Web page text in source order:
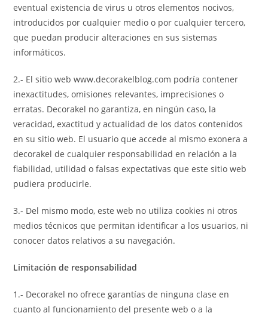
eventual existencia de virus u otros elementos nocivos,
introducidos por cualquier medio o por cualquier tercero,
que puedan producir alteraciones en sus sistemas
informáticos.
2.- El sitio web www.decorakelblog.com podría contener
inexactitudes, omisiones relevantes, imprecisiones o
erratas. Decorakel no garantiza, en ningún caso, la
veracidad, exactitud y actualidad de los datos contenidos
en su sitio web. El usuario que accede al mismo exonera a
decorakel de cualquier responsabilidad en relación a la
fiabilidad, utilidad o falsas expectativas que este sitio web
pudiera producirle.
3.- Del mismo modo, este web no utiliza cookies ni otros
medios técnicos que permitan identificar a los usuarios, ni
conocer datos relativos a su navegación.
Limitación de responsabilidad
1.- Decorakel no ofrece garantías de ninguna clase en
cuanto al funcionamiento del presente web o a la